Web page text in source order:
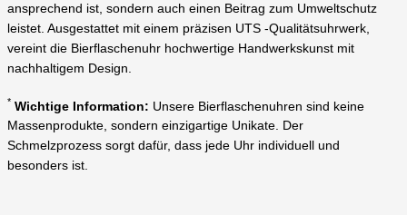
ansprechend ist, sondern auch einen Beitrag zum Umweltschutz
leistet. Ausgestattet mit einem präzisen UTS -Qualitätsuhrwerk,
vereint die Bierflaschenuhr hochwertige Handwerkskunst mit
nachhaltigem Design.
* Wichtige Information: Unsere Bierflaschenuhren sind keine
Massenprodukte, sondern einzigartige Unikate. Der
Schmelzprozess sorgt dafür, dass jede Uhr individuell und
besonders ist.